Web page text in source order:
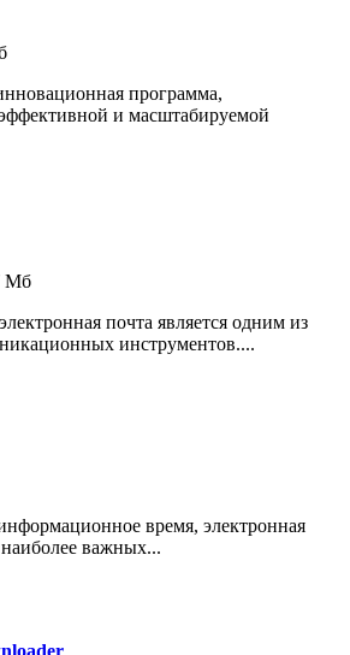
программа,
и масштабируемой
Мб
почта является одним из
инструментов....
время, электронная
важных...